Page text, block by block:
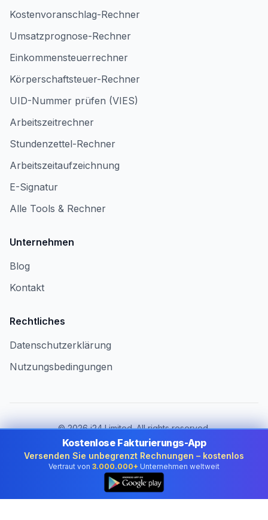
Kostenvoranschlag-Rechner
Umsatzprognose-Rechner
Einkommensteuerrechner
Körperschaftsteuer-Rechner
UID-Nummer prüfen (VIES)
Arbeitszeitrechner
Stundenzettel-Rechner
Arbeitszeitaufzeichnung
E-Signatur
Alle Tools & Rechner
Unternehmen
Blog
Kontakt
Rechtliches
Datenschutzerklärung
Nutzungsbedingungen
©2026i24 Limited. All rights reserved.
Für Unternehmen in Austria
Land ändern:
Austria
Kostenlose Fakturierungs-App
Versenden Sie unbegrenzt Rechnungen – kostenlos
Vertraut von 3.000.000+ Unternehmen weltweit